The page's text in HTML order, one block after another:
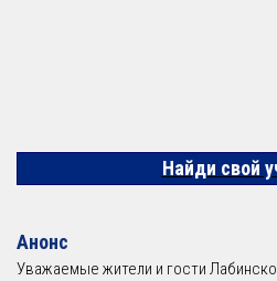
Найди свой
Анонс
Уважаемые жители и гости